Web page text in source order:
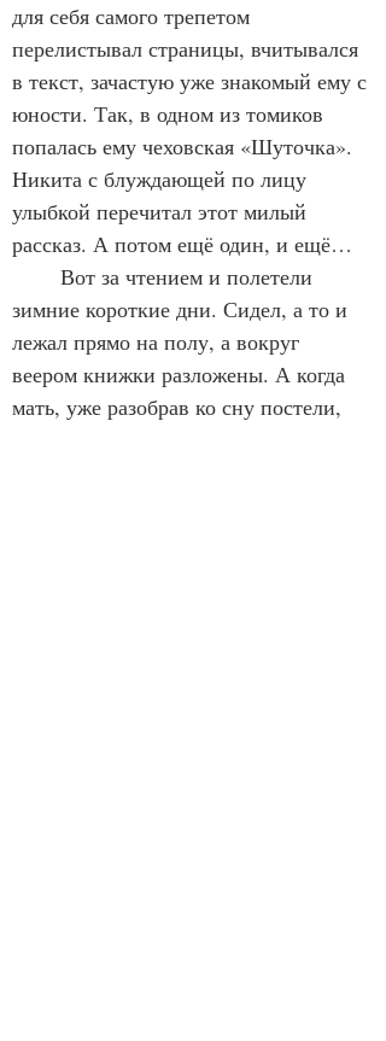
для себя самого трепетом
перелистывал страницы, вчитывался
в текст, зачастую уже знакомый ему с
юности. Так, в одном из томиков
попалась ему чеховская «Шуточка».
Никита с блуждающей по лицу
улыбкой перечитал этот милый
рассказ. А потом ещё один, и ещё…
зимние короткие дни. Сидел, а то и
лежал прямо на полу, а вокруг
веером книжки разложены. А когда
мать, уже разобрав ко сну постели,